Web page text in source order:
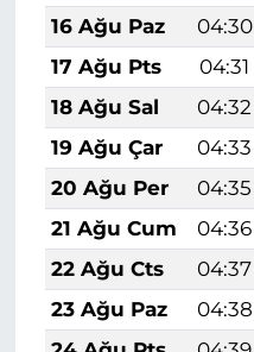
16 Ağu Paz
04:30
17 Ağu Pts
04:31
18 Ağu Sal
04:32
19 Ağu Çar
04:33
20 Ağu Per
04:35
21 Ağu Cum
04:36
22 Ağu Cts
04:37
23 Ağu Paz
04:38